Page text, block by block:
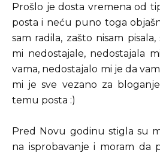
Prošlo je dosta vremena od
posta i neću puno toga
sam radila, zašto nisam
mi nedostajale, nedostajala
vama, nedostajalo mi je da
mi je sve vezano za
temu posta :)
Pred Novu godinu stigla su
na isprobavanje i moram da